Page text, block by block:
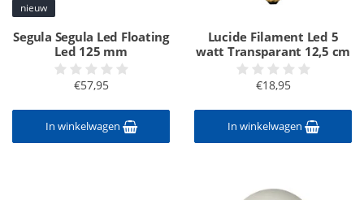
nieuw
Segula Segula Led Floating
Led 125 mm
€57,95
In winkelwagen
Lucide Filament Led 5
watt Transparant 12,5 cm
€18,95
In winkelwagen